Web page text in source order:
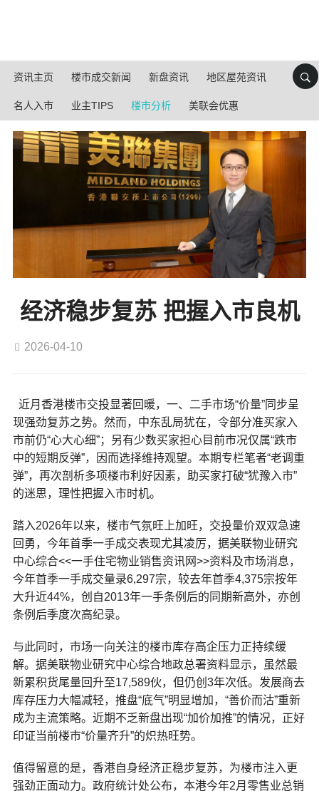
资讯主页 楼市成交新闻 新盘资讯 地区屋苑资讯
名人入市 业主TIPS 楼市分析 美联会优惠
经济稳步复苏 把握入市良机
2026-04-10
近月香港楼市交投显著回暖，一、二手市场“价量”同步呈
现强劲复苏之势。然而，中东乱局犹在，令部分准买家入
市前仍“心大心细”；另有少数买家担心目前市况仅属“跌市
中的短期反弹”，因而选择维持观望。本期专栏笔者“老调重
弹”，再次剖析多项楼市利好因素，助买家打破“犹豫入市”
的迷思，理性把握入市时机。
踏入2026年以来，楼市气氛旺上加旺，交投量价双双急速
回勇，今年首季一手成交表现尤其凌厉，据美联物业研究
中心综合<<一手住宅物业销售资讯网>>资料及市场消息，
今年首季一手成交量录6,297宗，较去年首季4,375宗按年
大升近44%，创自2013年一手条例后的同期新高外，亦创
条例后季度次高纪录。
与此同时，市场一向关注的楼市库存高企压力正持续缓
解。据美联物业研究中心综合地政总署资料显示，虽然最
新累积货尾量回升至17,589伙，但仍创3年次低。发展商去
库存压力大幅减轻，推盘“底气”明显增加，“善价而沽”重新
成为主流策略。近期不乏新盘出现“加价加推”的情况，正好
印证当前楼市“价量齐升”的炽热旺势。
值得留意的是，香港自身经济正稳步复苏，为楼市注入更
强劲正面动力。政府统计处公布，本港今年2月零售业总销